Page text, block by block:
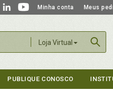
Minha conta Meus
Loja Virtual
PUBLIQUE CONOSCO